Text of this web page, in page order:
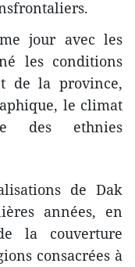
jour avec les
les conditions
de la province,
le climat
des ethnies
de Dak
années, en
la couverture
consacrées à